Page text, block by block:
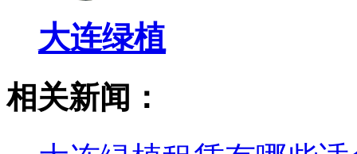
大连绿植
相关新闻：